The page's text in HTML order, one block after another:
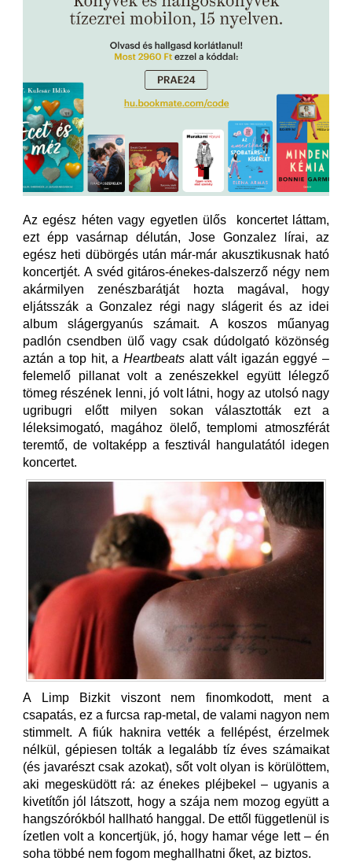
Az egész héten vagy egyetlen ülős koncertet láttam,
ezt épp vasárnap délután, Jose Gonzalez lírai, az
egész heti dübörgés után már-már akusztikusnak ható
koncertjét. A svéd gitáros-énekes-dalszerző négy nem
akármilyen zenészbarátját hozta magával, hogy
eljátsszák a Gonzalez régi nagy slágerit és az idei
album slágergyanús számait. A koszos műanyag
padlón csendben ülő vagy csak dúdolgató közönség
aztán a top hit, a Heartbeats alatt vált igazán eggyé –
felemelő pillanat volt a zenészekkel együtt lélegző
tömeg részének lenni, jó volt látni, hogy az utolsó nagy
ugribugri előtt milyen sokan választották ezt a
léleksimogató, magához ölelő, templomi atmoszférát
teremtő, de voltaképp a fesztivál hangulatától idegen
koncertet.
A Limp Bizkit viszont nem finomkodott, ment a
csapatás, ez a furcsa rap-metal, de valami nagyon nem
stimmelt. A fiúk haknira vették a fellépést, érzelmek
nélkül, gépiesen tolták a legalább tíz éves számaikat
(és javarészt csak azokat), sőt volt olyan is körülöttem,
aki megesküdött rá: az énekes pléjbekel – ugyanis a
kivetítőn jól látszott, hogy a szája nem mozog együtt a
hangszórókból hallható hanggal. De ettől függetlenül is
ízetlen volt a koncertjük, jó, hogy hamar vége lett – én
soha többé nem fogom meghallhatni őket, az biztos.